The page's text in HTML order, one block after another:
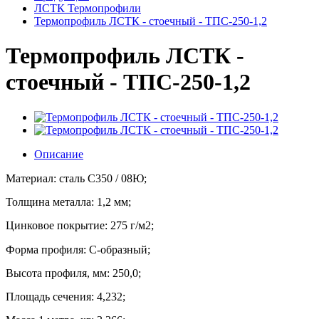
ЛСТК Термопрофили
Термопрофиль ЛСТК - стоечный - ТПС-250-1,2
Термопрофиль ЛСТК -
стоечный - ТПС-250-1,2
Описание
Материал: сталь С350 / 08Ю;
Толщина металла: 1,2 мм;
Цинковое покрытие: 275 г/м2;
Форма профиля: C-образный;
Высота профиля, мм: 250,0;
Площадь сечения: 4,232;